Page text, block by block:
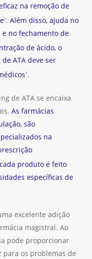
na remoção de
1 . Além disso, ajuda no
no fechamento de
de ácido, o
ATA deve ser
1 .
de ATA se encaixa
As farmácias
são
na
produto é feito
específicas de
excelente adição
magistral. Ao
pode proporcionar
para os problemas de